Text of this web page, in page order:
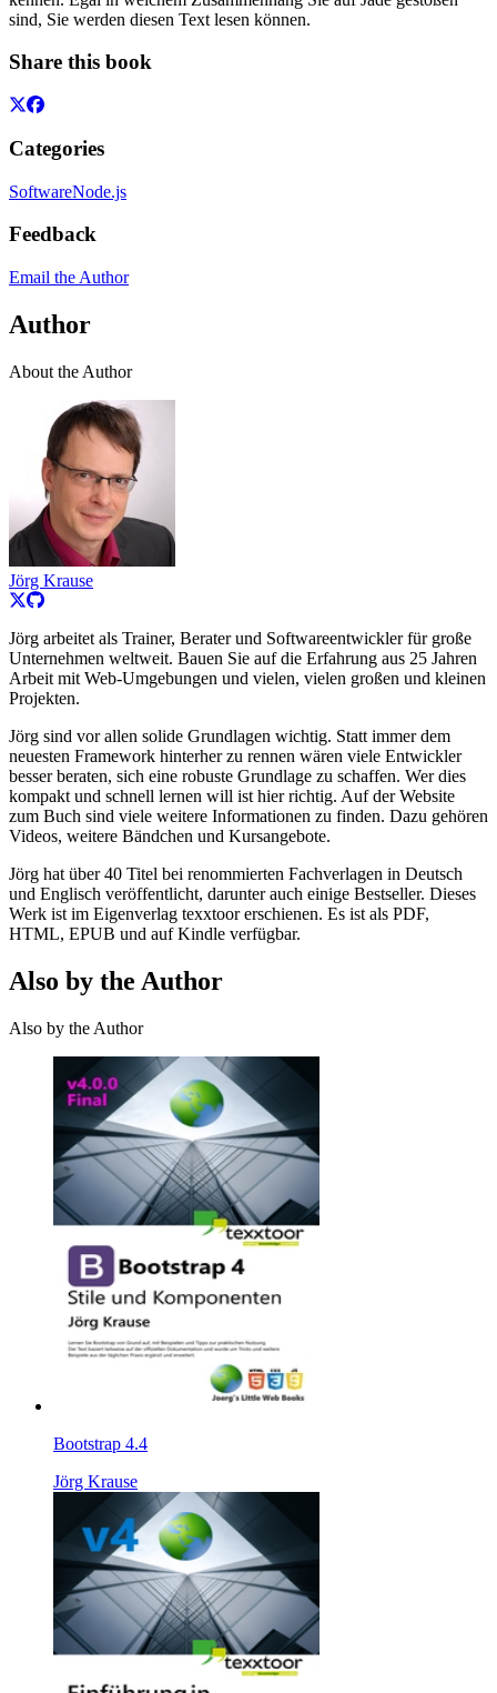
sind, Sie werden diesen Text lesen können.
Share this book
Categories
SoftwareNode.js
Feedback
Email the Author
Author
About the Author
Jörg Krause
Jörg arbeitet als Trainer, Berater und Softwareentwickler für große
Unternehmen weltweit. Bauen Sie auf die Erfahrung aus 25 Jahren
Arbeit mit Web-Umgebungen und vielen, vielen großen und kleinen
Projekten.
Jörg sind vor allen solide Grundlagen wichtig. Statt immer dem
neuesten Framework hinterher zu rennen wären viele Entwickler
besser beraten, sich eine robuste Grundlage zu schaffen. Wer dies
kompakt und schnell lernen will ist hier richtig. Auf der Website
zum Buch sind viele weitere Informationen zu finden. Dazu gehören
Videos, weitere Bändchen und Kursangebote.
Jörg hat über 40 Titel bei renommierten Fachverlagen in Deutsch
und Englisch veröffentlicht, darunter auch einige Bestseller. Dieses
Werk ist im Eigenverlag texxtoor erschienen. Es ist als PDF,
HTML, EPUB und auf Kindle verfügbar.
Also by the Author
Also by the Author
Bootstrap 4.4
Jörg Krause